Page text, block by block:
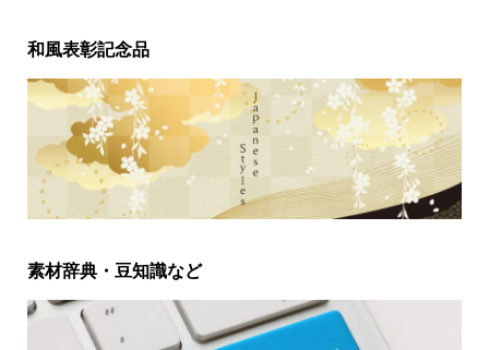
和風表彰記念品
素材辞典・豆知識など